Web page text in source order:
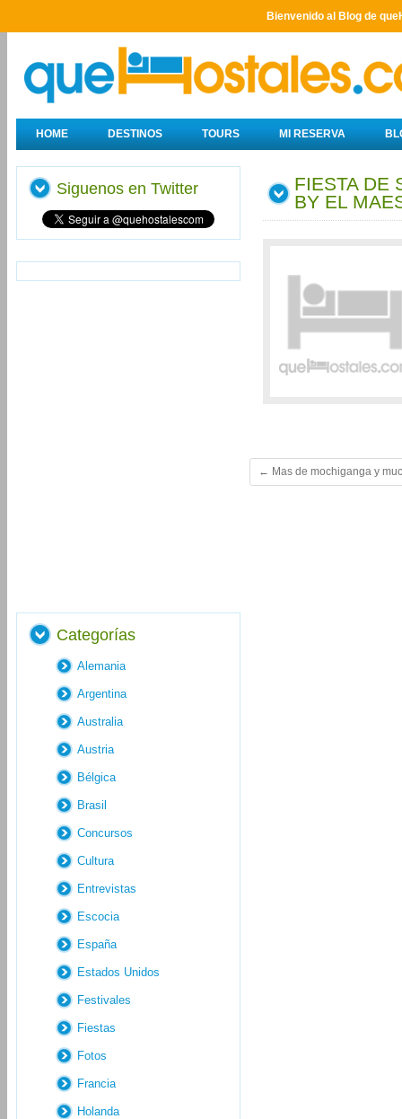
Bienvenido al Blog de
HOME DESTINOS TOURS MI RESERVA
FIESTA DE
BY EL
← Mas de mochiganga y
Siguenos en Twitter
Categorías
Alemania
Argentina
Australia
Austria
Bélgica
Brasil
Concursos
Cultura
Entrevistas
Escocia
España
Estados Unidos
Festivales
Fiestas
Fotos
Francia
Holanda